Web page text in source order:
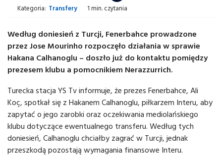
Kategoria: Transfery 1 min. czytania
Według doniesień z Turcji, Fenerbahce prowadzone
przez Jose Mourinho rozpoczęło działania w sprawie
Hakana Calhanoglu – doszło już do kontaktu pomiędzy
prezesem klubu a pomocnikiem Nerazzurrich.
Turecka stacja YS Tv informuje, że prezes Fenerbahce, Ali
Koç, spotkał się z Hakanem Calhanoglu, piłkarzem Interu, aby
zapytać o jego zarobki oraz oczekiwania mediolańskiego
klubu dotyczące ewentualnego transferu. Według tych
doniesień, Calhanoglu chciałby zagrać w Turcji, jednak
przeszkodą pozostają wymagania finansowe Interu.